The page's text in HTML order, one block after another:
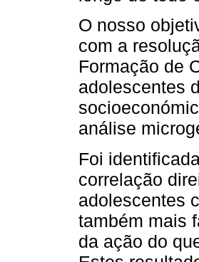
O nosso
com a
Formação de
adolescentes
análise
Foi
correlação
adolescentes
também mais
da ação do